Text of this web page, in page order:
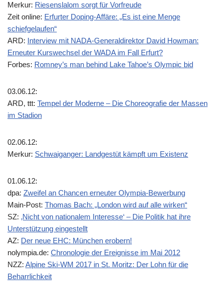
Merkur: Riesenslalom sorgt für Vorfreude
Zeit online: Erfurter Doping-Affäre: „Es ist eine Menge
schiefgelaufen“
ARD: Interview mit NADA-Generaldirektor David Howman:
Erneuter Kurswechsel der WADA im Fall Erfurt?
Forbes: Romney’s man behind Lake Tahoe’s Olympic bid
03.06.12:
ARD, ttt: Tempel der Moderne – Die Choreografie der Massen
im Stadion
02.06.12:
Merkur: Schwaiganger: Landgestüt kämpft um Existenz
01.06.12:
dpa: Zweifel an Chancen erneuter Olympia-Bewerbung
Main-Post: Thomas Bach: „London wird auf alle wirken“
SZ: ‚Nicht von nationalem Interesse‘ – Die Politik hat ihre
Unterstützung eingestellt
AZ: Der neue EHC: München erobern!
nolympia.de: Chronologie der Ereignisse im Mai 2012
NZZ: Alpine Ski-WM 2017 in St. Moritz: Der Lohn für die
Beharrlichkeit